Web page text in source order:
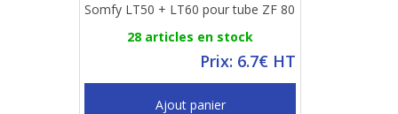
Somfy LT50 + LT60 pour tube ZF 80
28 articles en stock
Prix: 6.7€ HT
Ajout panier